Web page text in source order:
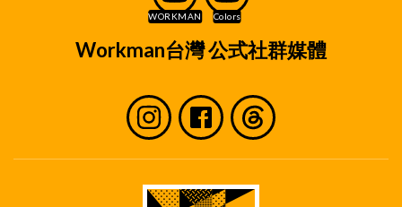
Workman台灣 公式社群媒體